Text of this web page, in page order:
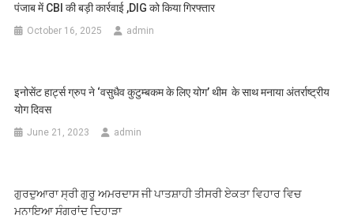
पंजाब में CBI की बड़ी कार्रवाई ,DIG को किया गिरफ्तार
October 16, 2025 admin
इनोसेंट हार्ट्स ग्रुप ने ‘वसुधैव कुटुम्बकम के लिए योग’ थीम के साथ मनाया अंतर्राष्ट्रीय
योग दिवस
June 21, 2023 admin
ਗੁਰਦੁਆਰਾ ਸ੍ਰੀ ਗੁਰੂ ਅਮਰਦਾਸ ਜੀ ਪਾਤਸ਼ਾਹੀ ਤੀਸਰੀ ਏਕਤਾ ਵਿਹਾਰ ਵਿਚ
ਮਨਾਇਆ ਸੰਗਰਾਂਦ ਦਿਹਾੜਾ